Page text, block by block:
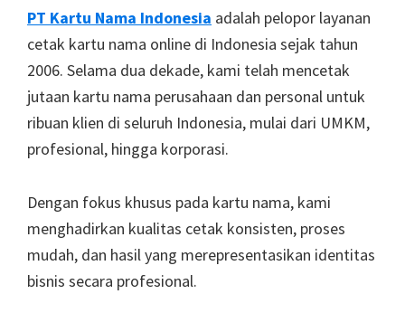
Footer
PT Kartu Nama Indonesia adalah pelopor layanan
cetak kartu nama online di Indonesia sejak tahun
2006. Selama dua dekade, kami telah mencetak
jutaan kartu nama perusahaan dan personal untuk
ribuan klien di seluruh Indonesia, mulai dari UMKM,
profesional, hingga korporasi.
Dengan fokus khusus pada kartu nama, kami
menghadirkan kualitas cetak konsisten, proses
mudah, dan hasil yang merepresentasikan identitas
bisnis secara profesional.